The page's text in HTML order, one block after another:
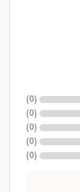
(
0
)
(
0
)
(
0
)
(
0
)
(
0
)